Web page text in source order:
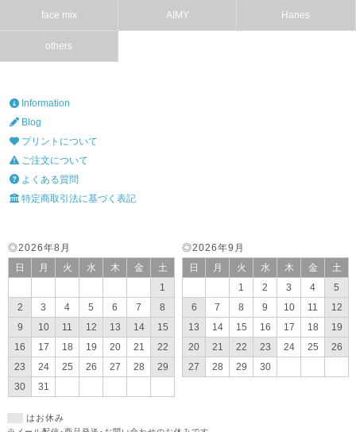
face mix AIMY Hanes
others
Information
Blog
プリントについて
ご注文について
よくある質問
特定商取引法に基づく表記
◎2026年9月
日
月 火 水 木 金
土
1
2 3 4
5
6
7 8 9 10 11
12
13
14 15 16 17 18
19
20
21 22 23 24 25
26
27
28 29 30
◎2026年8月
日
月 火 水 木 金
土
1
2
3 4 5 6 7
8
9
10 11 12 13 14
15
16
17 18 19 20 21
22
23
24 25 26 27 28
29
30
31
はお休み